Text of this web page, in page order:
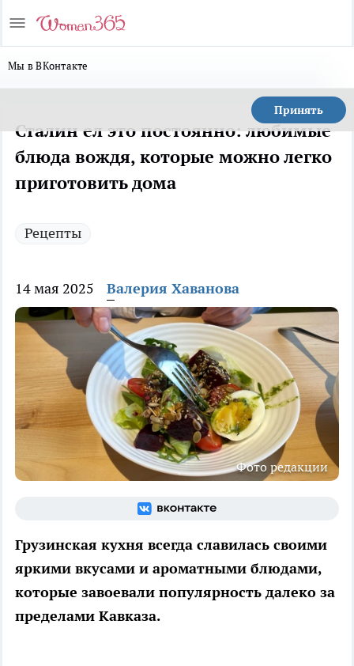
Мы в ВКонтакте
Принять
Сталин ел это постоянно: любимые
блюда вождя, которые можно легко
приготовить дома
Рецепты
14 мая 2025 Валерия Хаванова
Фото редакции
Грузинская кухня всегда славилась своими
яркими вкусами и ароматными блюдами,
которые завоевали популярность далеко за
пределами Кавказа.